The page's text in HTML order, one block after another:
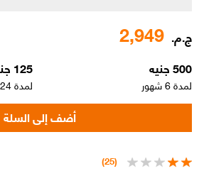
ج.م. 2,949
500 جنيه
لمدة 6 شهور
125 جنيه
لمدة 24 شهر
(25)